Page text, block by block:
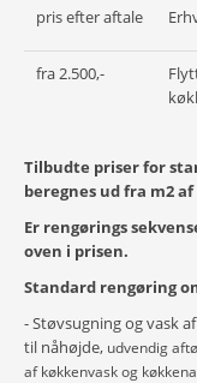
pris efter aftale
fra 2.500,-
Tilbudte priser for
beregnes ud fra m2
Er rengørings
oven i prisen.
Standard rengøring
- Støvsugning og vask
til nåhøjde, udvendig
af køkkenvask og